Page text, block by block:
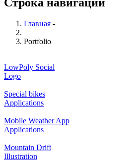
Главная -
Portfolio
LowPoly Social
Logo
Special bikes
Applications
Mobile Weather App
Applications
Mountain Drift
Illustration